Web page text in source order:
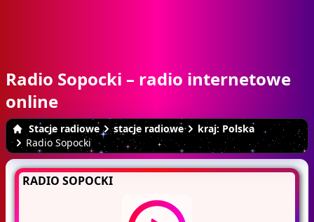
Radio Sopocki – radio internetowe
online
Stacje radiowe stacje radiowe
kraj: Polska
Radio Sopocki
RADIO SOPOCKI